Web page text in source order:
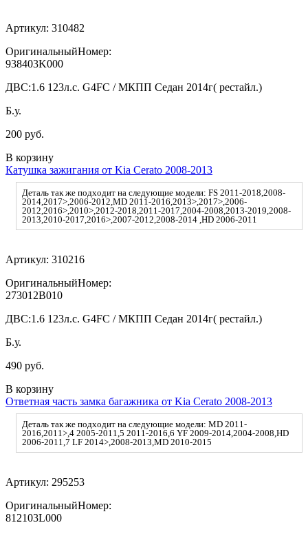
Артикул: 310482
ОригинальныйНомер:
938403K000
ДВС:1.6 123л.с. G4FC / МКПП Седан 2014г( рестайл.)
Б.у.
200 руб.
В корзину
Катушка зажигания от Kia Cerato 2008-2013
Деталь так же подходит на следующие модели: FS 2011-2018,2008-
2014,2017>,2006-2012,MD 2011-2016,2013>,2017>,2006-
2012,2016>,2010>,2012-2018,2011-2017,2004-2008,2013-2019,2008-
2013,2010-2017,2016>,2007-2012,2008-2014 ,HD 2006-2011
Артикул: 310216
ОригинальныйНомер:
273012B010
ДВС:1.6 123л.с. G4FC / МКПП Седан 2014г( рестайл.)
Б.у.
490 руб.
В корзину
Ответная часть замка багажника от Kia Cerato 2008-2013
Деталь так же подходит на следующие модели: MD 2011-
2016,2011>,4 2005-2011,5 2011-2016,6 YF 2009-2014,2004-2008,HD
2006-2011,7 LF 2014>,2008-2013,MD 2010-2015
Артикул: 295253
ОригинальныйНомер:
812103L000